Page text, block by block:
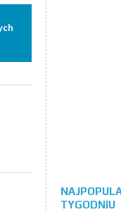
TYGODNIU